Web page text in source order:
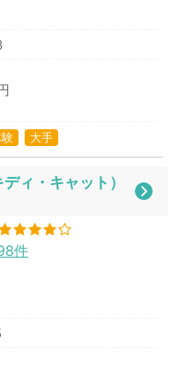
大手
ィ・キャット）
件